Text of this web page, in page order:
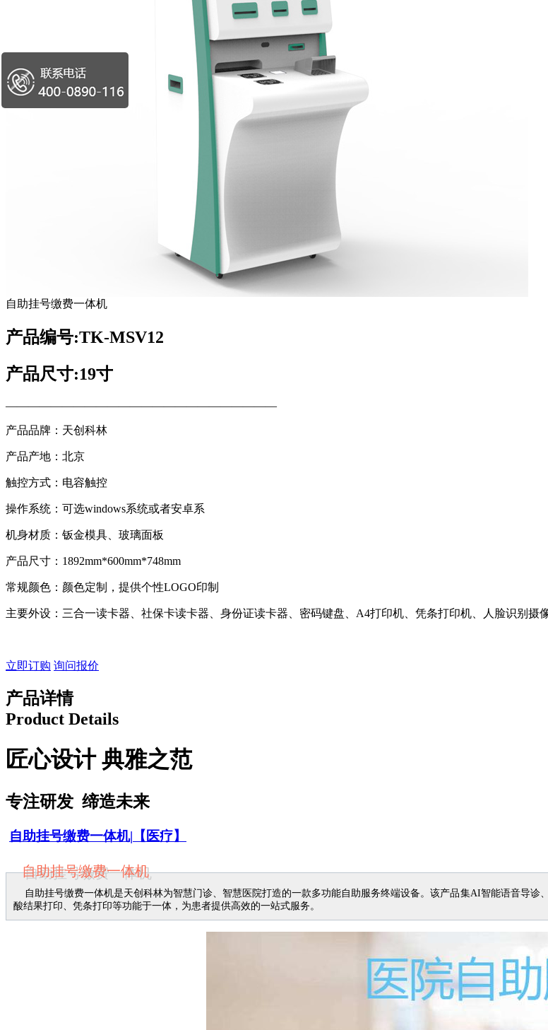
自助挂号缴费一体机
产品编号:TK-MSV12
产品尺寸:19寸
————————————————————————
产品品牌：天创科林
产品产地：北京
触控方式：电容触控
操作系统：可选windows系统或者安卓系
机身材质：钣金模具、玻璃面板
产品尺寸：1892mm*600mm*748mm
常规颜色：颜色定制，提供个性LOGO印制
主要外设：三合一读卡器、社保卡读卡器、身份证读卡器、密码键盘、A4打印机、凭条打印机、人脸识别摄
立即订购 询问报价
产品详情
Product Details
匠心设计 典雅之范
专注研发 缔造未来
自助挂号缴费一体机| 【医疗】
自助挂号缴费一体机
自助挂号缴费一体机是天创科林为智慧门诊、智慧医院打造的一款多功能自助服务终端设备。该产品集AI智能语音导
酸结果打印、凭条打印等功能于一体，为患者提供高效的一站式服务。